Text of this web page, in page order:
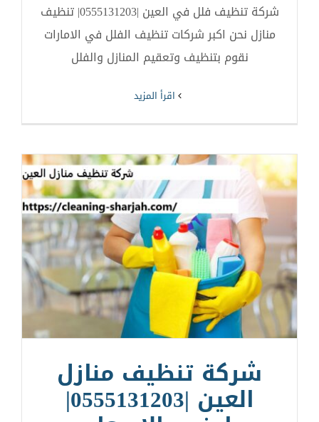
شركة تنظيف فلل في العين |0555131203| تنظيف
منازل نحن اكبر شركات تنظيف الفلل في الامارات
نقوم بتنظيف وتعقيم المنازل والفلل
شركة تنظيف منازل
العين |0555131203|